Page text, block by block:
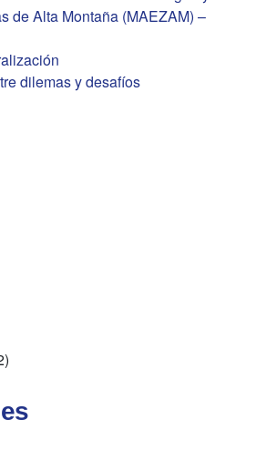
de Alta Montaña (MAEZAM) –
dilemas y desafíos